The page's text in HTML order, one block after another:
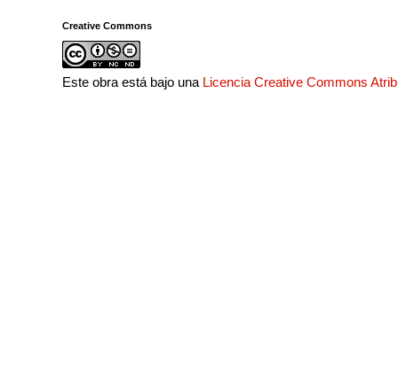
Creative Commons
Este obra está bajo una Licencia Creative Commons